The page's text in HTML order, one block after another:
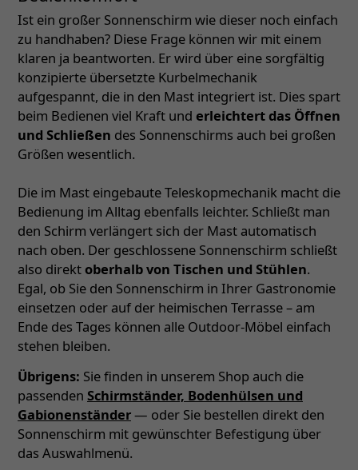
Ist ein großer Sonnenschirm wie dieser noch einfach
zu handhaben? Diese Frage können wir mit einem
klaren ja beantworten. Er wird über eine sorgfältig
konzipierte übersetzte Kurbelmechanik
aufgespannt, die in den Mast integriert ist. Dies spart
beim Bedienen viel Kraft und erleichtert das Öffnen
und Schließen des Sonnenschirms auch bei großen
Größen wesentlich.
Die im Mast eingebaute Teleskopmechanik macht die
Bedienung im Alltag ebenfalls leichter. Schließt man
den Schirm verlängert sich der Mast automatisch
nach oben. Der geschlossene Sonnenschirm schließt
also direktoberhalb von Tischen und Stühlen.
Egal, ob Sie den Sonnenschirm in Ihrer Gastronomie
einsetzen oder auf der heimischen Terrasse – am
Ende des Tages können alle Outdoor-Möbel einfach
stehen bleiben.
Übrigens: Sie finden in unserem Shop auch die
passenden Schirmständer, Bodenhülsen und
Gabionenständer— oder Sie bestellen direkt den
Sonnenschirm mit gewünschter Befestigung über
das Auswahlmenü.